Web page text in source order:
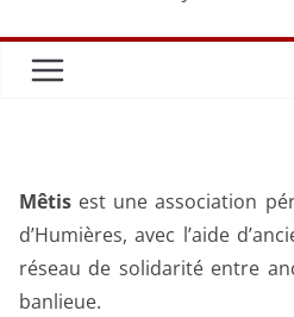
Mêtis est une association
d’Humières, avec l’aide
réseau de solidarité entre
banlieue.